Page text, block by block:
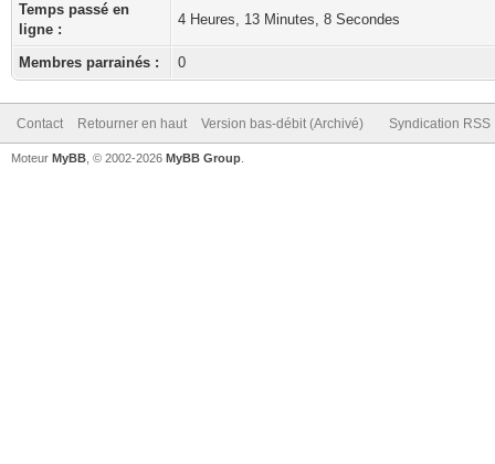
Temps passé en
ligne :
4 Heures, 13 Minutes, 8 Secondes
Membres parrainés : 0
Contact Retourner en haut Version bas-débit (Archivé) Syndication RSS
Moteur MyBB , © 2002-2026 MyBB Group